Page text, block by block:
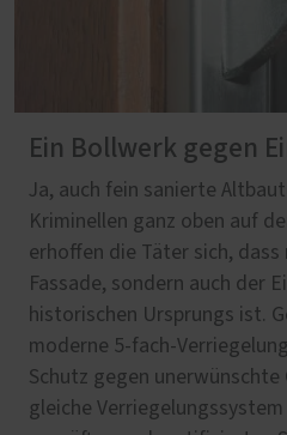
Ein Bollwerk gegen
Ja, auch fein sanierte
Kriminellen ganz oben auf
erhoffen die Täter sich,
Fassade, sondern auch der
historischen Ursprungs ist.
moderne 5-fach-
Schutz gegen unerwünschte
gleiche